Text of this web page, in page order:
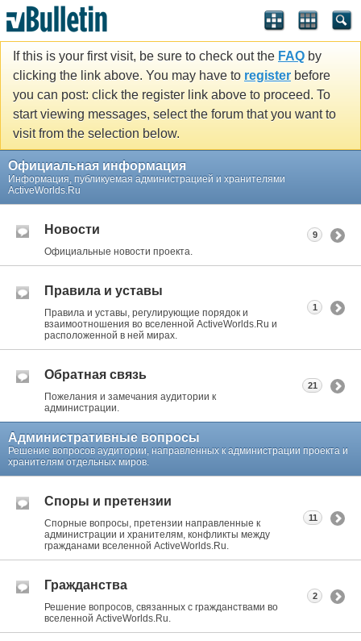
If this is your first visit, be sure to check out the FAQ by
clicking the link above. You may have to register before
you can post: click the register link above to proceed. To
start viewing messages, select the forum that you want to
visit from the selection below.
Официальная информация
Информация, публикуемая администрацией и хранителями
ActiveWorlds.Ru
Новости
Официальные новости проекта.
9
Правила и уставы
Правила и уставы, регулирующие порядок и
взаимоотношения во вселенной ActiveWorlds.Ru и
расположенной в ней мирах.
1
Обратная связь
Пожелания и замечания аудитории к
администрации.
21
Административные вопросы
Решение вопросов аудитории, направленных к администрации проекта и
хранителям отдельных миров.
Споры и претензии
Спорные вопросы, претензии направленные к
администрации и хранителям, конфликты между
гражданами вселенной ActiveWorlds.Ru.
11
Гражданства
Решение вопросов, связанных с гражданствами во
вселенной ActiveWorlds.Ru.
2